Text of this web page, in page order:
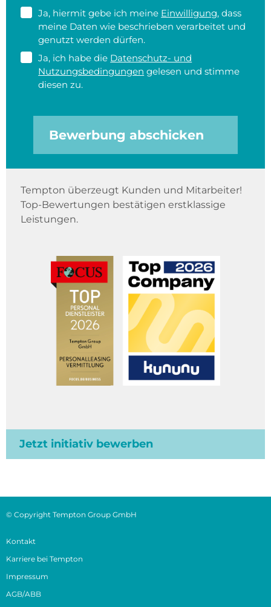
Ja, hiermit gebe ich meine Einwilligung, dass
meine Daten wie beschrieben verarbeitet und
genutzt werden dürfen.
Ja, ich habe die Datenschutz- und
Nutzungsbedingungen gelesen und stimme
diesen zu.
Bewerbung abschicken
Tempton überzeugt Kunden und Mitarbeiter!
Top-Bewertungen bestätigen erstklassige
Leistungen.
Jetzt initiativ bewerben
© Copyright Tempton Group GmbH
Kontakt
Karriere bei Tempton
Impressum
AGB/ABB